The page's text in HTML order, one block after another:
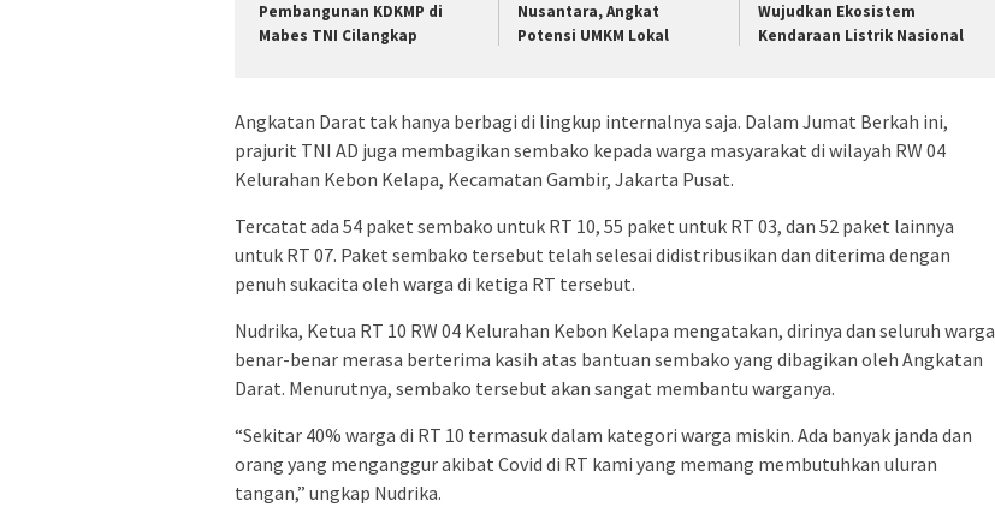
Pembangunan KDKMP di
Mabes TNI Cilangkap
Nusantara, Angkat
Potensi UMKM Lokal
Wujudkan Ekosistem
Kendaraan Listrik Nasional
Angkatan Darat tak hanya berbagi di lingkup internalnya saja. Dalam Jumat Berkah ini,
prajurit TNI AD juga membagikan sembako kepada warga masyarakat di wilayah RW 04
Kelurahan Kebon Kelapa, Kecamatan Gambir, Jakarta Pusat.
Tercatat ada 54 paket sembako untuk RT 10, 55 paket untuk RT 03, dan 52 paket lainnya
untuk RT 07. Paket sembako tersebut telah selesai didistribusikan dan diterima dengan
penuh sukacita oleh warga di ketiga RT tersebut.
Nudrika, Ketua RT 10 RW 04 Kelurahan Kebon Kelapa mengatakan, dirinya dan seluruh warga
benar-benar merasa berterima kasih atas bantuan sembako yang dibagikan oleh Angkatan
Darat. Menurutnya, sembako tersebut akan sangat membantu warganya.
“Sekitar 40% warga di RT 10 termasuk dalam kategori warga miskin. Ada banyak janda dan
orang yang menganggur akibat Covid di RT kami yang memang membutuhkan uluran
tangan,” ungkap Nudrika.